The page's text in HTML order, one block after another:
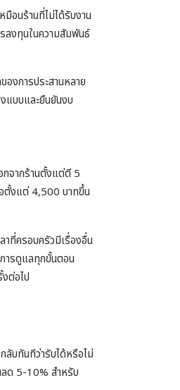
มือนร้านที่ไม่ได้รับงาน
ลงทุนในความสัมพันธ์
องการประสานหลาย
แบบและยืนยันงบ
กจากร้านตั้งแต่ตี 5
ตั้งแต่ 4,500 บาทขึ้น
าที่ครอบครัวมีเรื่องอื่น
ารดูแลทุกขั้นตอน
ต่อไป
ลับทันทีว่ารับได้หรือไม่
ลด 5-10% สำหรับ